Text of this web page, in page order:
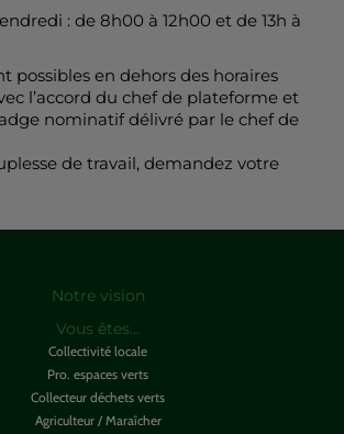
: de 8h00 à 12h00 et de 13h à
possibles en dehors des horaires
l’accord du chef de plateforme et
nominatif délivré par le chef de
de travail, demandez votre
Notre vision
Vous êtes...
Collectivité locale
Pro. espaces verts
Collecteur déchets verts
Agriculteur / Maraîcher